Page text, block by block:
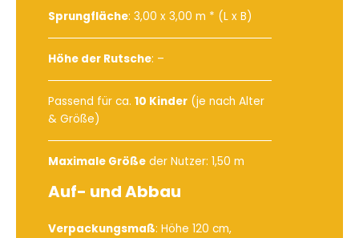
Sprungfläche: 3,00 x 3,00 m * (L x B)
Höhe der Rutsche: –
Passend für ca. 10 Kinder (je nach Alter
& Größe)
Maximale Größe der Nutzer: 1,50 m
Auf- und Abbau
Verpackungsmaß: Höhe 120 cm,